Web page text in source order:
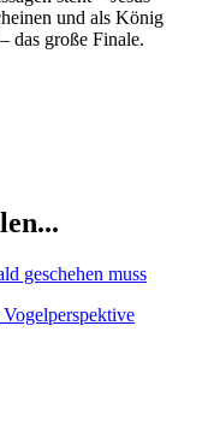
und als König
das große Finale.
geschehen muss